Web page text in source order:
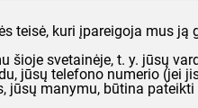
teisė, kuri įpareigoja mus
šioje svetainėje, t. y. jūsų
jūsų telefono numerio (jei
manymu, būtina